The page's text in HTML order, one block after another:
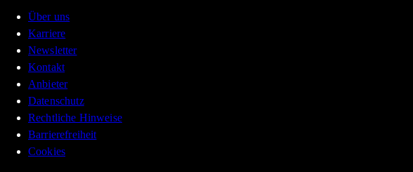
Über uns
Karriere
Newsletter
Kontakt
Anbieter
Datenschutz
Rechtliche Hinweise
Barrierefreiheit
Cookies